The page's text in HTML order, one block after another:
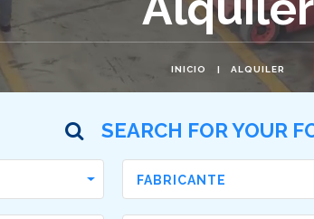
INICIO ALQUILER
SEARCH FOR YOUR
FABRICANTE